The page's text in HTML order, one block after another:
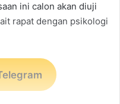
ini calon akan diuji
rapat dengan psikologi